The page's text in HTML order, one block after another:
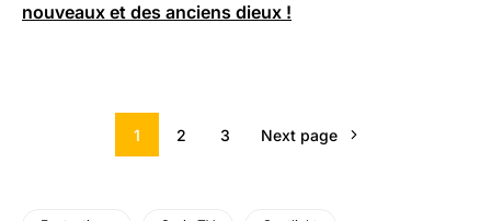
nouveaux et des anciens dieux !
1 2 3 Next page